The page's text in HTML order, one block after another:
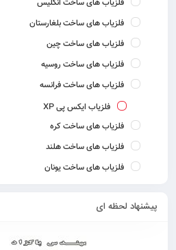
فلزیاب های ساخت انگلیس
فلزیاب های ساخت بلغارستان
فلزیاب های ساخت چین
فلزیاب های ساخت روسیه
فلزیاب های ساخت فرانسه
فلزیاب ایکس پی XP
فلزیاب های ساخت کره
فلزیاب های ساخت هلند
فلزیاب های ساخت یونان
پیشنهاد لحظه ای